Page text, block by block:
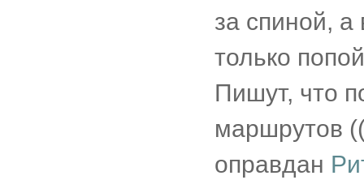
за спиной,
только
Пишут, что
маршрутов
оправдан